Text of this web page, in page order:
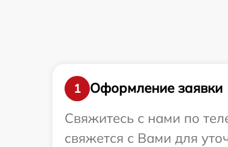
1
Оформление заявки
Свяжитесь с нами по
свяжется с Вами для